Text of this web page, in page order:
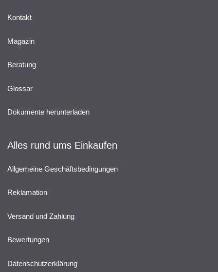
Kontakt
Magazin
Beratung
Glossar
Dokumente herunterladen
Alles rund ums Einkaufen
Allgemeine Geschäftsbedingungen
Reklamation
Versand und Zahlung
Bewertungen
Datenschutzerklärung